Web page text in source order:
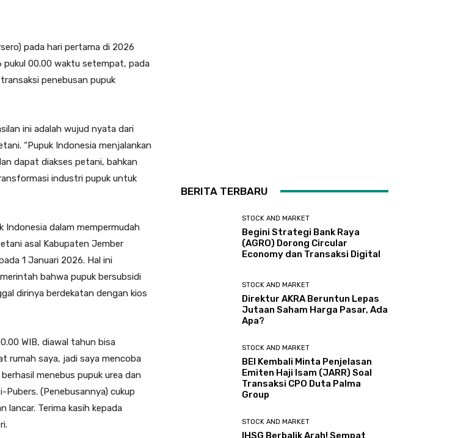
pada hari pertama di 2026
pukul 00.00 waktu setempat, pada
penebusan pupuk
ini adalah wujud nyata dari
“Pupuk Indonesia menjalankan
dapat diakses petani, bahkan
industri pupuk untuk
Indonesia dalam mempermudah
asal Kabupaten Jember
1 Januari 2026. Hal ini
bahwa pupuk bersubsidi
dirinya berdekatan dengan kios
WIB, diawal tahun bisa
rumah saya, jadi saya mencoba
menebus pupuk urea dan
Pubers. (Penebusannya) cukup
lancar. Terima kasih kepada
BERITA TERBARU
STOCK AND MARKET
Begini Strategi Bank Raya
(AGRO) Dorong Circular
Economy dan Transaksi Digital
STOCK AND MARKET
Direktur AKRA Beruntun Lepas
Jutaan Saham Harga Pasar, Ada
Apa?
STOCK AND MARKET
BEI Kembali Minta Penjelasan
Emiten Haji Isam (JARR) Soal
Transaksi CPO Duta Palma
Group
STOCK AND MARKET
IHSG Berbalik Arah! Sempat